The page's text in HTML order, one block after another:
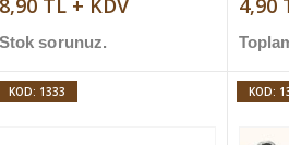
Stok sorunuz.
KOD: 1333 KOD: